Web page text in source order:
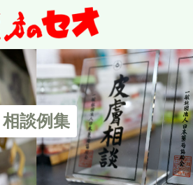
相談例集